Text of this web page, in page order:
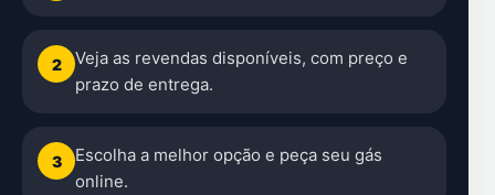
2
Veja as revendas disponíveis, com preço e
prazo de entrega.
3
Escolha a melhor opção e peça seu gás
online.